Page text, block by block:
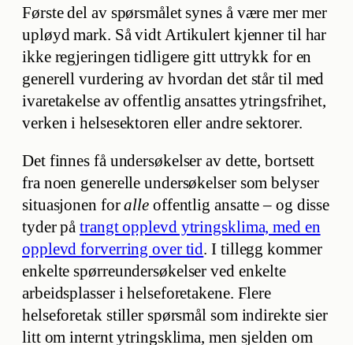
Første del av spørsmålet synes å være mer mer
upløyd mark. Så vidt Artikulert kjenner til har
ikke regjeringen tidligere gitt uttrykk for en
generell vurdering av hvordan det står til med
ivaretakelse av offentlig ansattes ytringsfrihet,
verken i helsesektoren eller andre sektorer.
Det finnes få undersøkelser av dette, bortsett
fra noen generelle undersøkelser som belyser
situasjonen foralle offentlig ansatte – og disse
tyder påtrangt opplevd ytringsklima, med en
opplevd forverring over tid. I tillegg kommer
enkelte spørreundersøkelser ved enkelte
arbeidsplasser i helseforetakene. Flere
helseforetak stiller spørsmål som indirekte sier
litt om internt ytringsklima, men sjelden om